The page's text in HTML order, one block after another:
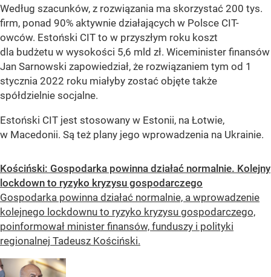
Według szacunków, z rozwiązania ma skorzystać 200 tys.
firm, ponad 90% aktywnie działających w Polsce CIT-
owców. Estoński CIT to w przyszłym roku koszt
dla budżetu w wysokości 5,6 mld zł. Wiceminister finansów
Jan Sarnowski zapowiedział, że rozwiązaniem tym od 1
stycznia 2022 roku miałyby zostać objęte także
spółdzielnie socjalne.
Estoński CIT jest stosowany w Estonii, na Łotwie,
w Macedonii. Są też plany jego wprowadzenia na Ukrainie.
Kościński: Gospodarka powinna działać normalnie. Kolejny
lockdown to ryzyko kryzysu gospodarczego
Gospodarka powinna działać normalnie, a wprowadzenie
kolejnego lockdownu to ryzyko kryzysu gospodarczego,
poinformował minister finansów, funduszy i polityki
regionalnej Tadeusz Kościński.